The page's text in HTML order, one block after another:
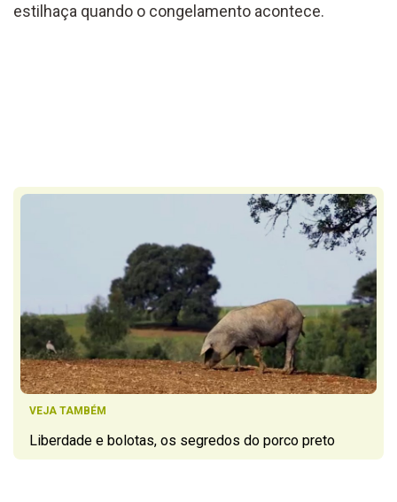
estilhaça quando o congelamento acontece.
VEJA TAMBÉM
Liberdade e bolotas, os segredos do porco preto